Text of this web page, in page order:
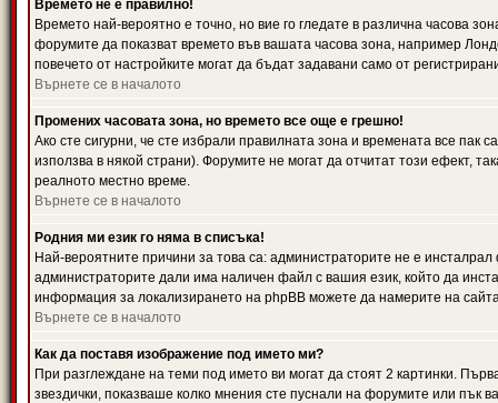
Времето не е правилно!
Времето най-вероятно е точно, но вие го гледате в различна часова
форумите да показват времето във вашата часова зона, например
повечето от настройките могат да бъдат задавани само от
Върнете се в началото
Промених часовата зона, но времето все още е грешно!
Ако сте сигурни, че сте избрали правилната зона и времената все
използва в някой страни). Форумите не могат да отчитат този ефект,
реалното местно време.
Върнете се в началото
Родния ми език го няма в списъка!
Най-вероятните причини за това са: администраторите не е
администраторите дали има наличен файл с вашия език, който да
информация за локализирането на phpBB можете да намерите на
Върнете се в началото
Как да поставя изображение под името ми?
При разглеждане на теми под името ви могат да стоят 2 картинки.
звездички, показваше колко мнения сте пуснали на форумите или пък